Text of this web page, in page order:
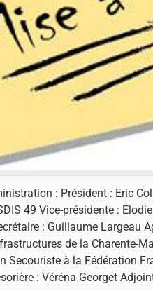
: Président : Eric
49 Vice-présidente :
: Guillaume Largeau
de la Charente-
Secouriste à la Fédération
: Véréna Georget